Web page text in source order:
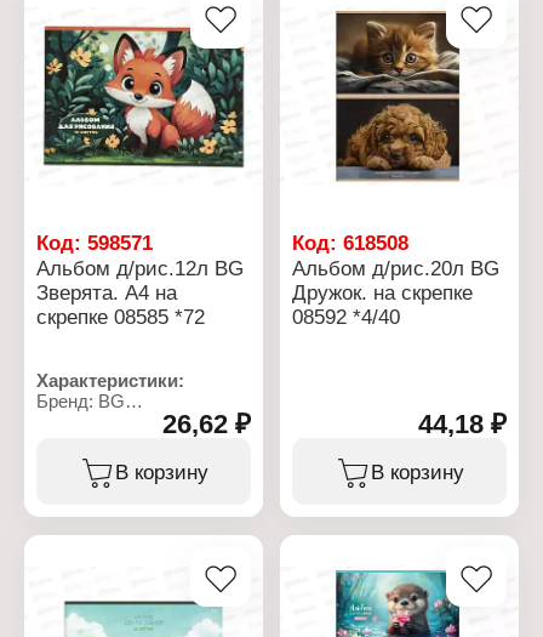
Код: 598571
Альбом д/рис.12л BG
Зверята. А4 на
скрепке 08585 *72
Характеристики:
Бренд: BG
Артикул: 378655
Тип товара: Альбом для
рисования
Тип скрепления: на скобе
Плотность бумаги: 100 г/
26,62 ₽
В корзину
Код:618508
Альбом д/рис.20л BG
Дружок. на скрепке
08592 *4/40
44,18 ₽
В корзину